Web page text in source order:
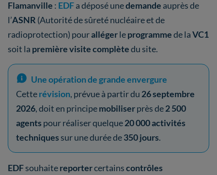
Flamanville : EDFa déposé unedemande auprès de
l’ASNR (Autorité de sûreté nucléaire et de
radioprotection) pourallégerleprogrammede laVC1
soit la première visite complètedu site.
Une opération de grande envergure
Cetterévision, prévue à partir du 26 septembre
2026, doit en principemobiliserprès de2 500
agents pour réaliser quelque20 000 activités
techniques sur une durée de350 jours.
EDFsouhaitereportercertainscontrôles